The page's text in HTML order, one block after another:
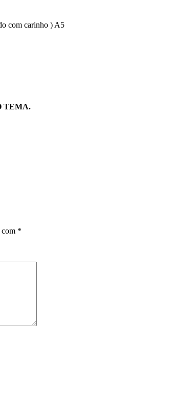
com carinho ) A5
TEMA.
com *